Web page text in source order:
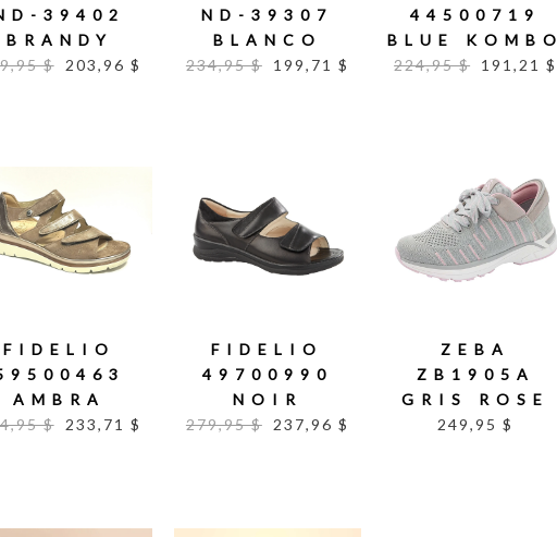
39402
BRANDY
$
203,96 $
ND-39307
BLANCO
234,95 $
199,71 $
44500719
BLUE KOMBO
224,95 $
191,21 $
FIDELIO
AMBRA
$
233,71 $
FIDELIO
49700990
NOIR
279,95 $
237,96 $
ZEBA
ZB1905A
GRIS ROSE
249,95 $